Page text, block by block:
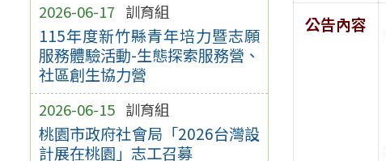
2026-06-17 訓育組
115年度新竹縣青年培力暨志願
服務體驗活動-生態探索服務營、
社區創生協力營
2026-06-15 訓育組
桃園市政府社會局「2026台灣設
計展在桃園」志工召募
公告內容